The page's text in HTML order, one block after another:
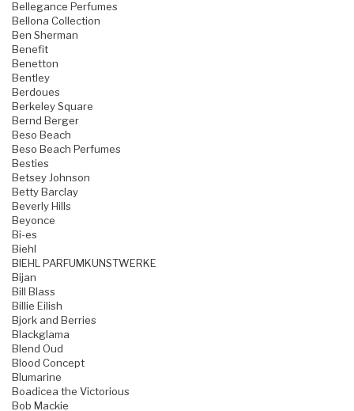
Bellegance Perfumes
Bellona Collection
Ben Sherman
Benefit
Benetton
Bentley
Berdoues
Berkeley Square
Bernd Berger
Beso Beach
Beso Beach Perfumes
Besties
Betsey Johnson
Betty Barclay
Beverly Hills
Beyonce
Bi-es
Biehl
BIEHL PARFUMKUNSTWERKE
Bijan
Bill Blass
Billie Eilish
Bjork and Berries
Blackglama
Blend Oud
Blood Concept
Blumarine
Boadicea the Victorious
Bob Mackie